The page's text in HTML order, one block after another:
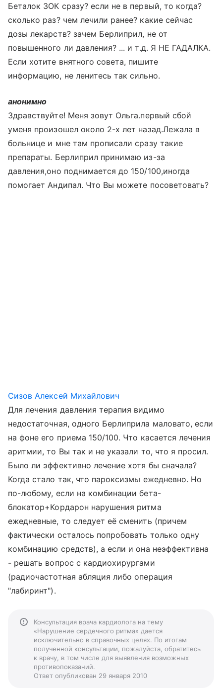
Беталок ЗОК сразу? если не в первый, то когда?
сколько раз? чем лечили ранее? какие сейчас
дозы лекарств? зачем Берлиприл, не от
повышенного ли давления? ... и т.д. Я НЕ ГАДАЛКА.
Если хотите внятного совета, пишите
информацию, не ленитесь так сильно.
анонимно
Здравствуйте! Меня зовут Ольга.первый сбой
уменя произошел около 2-х лет назад.Лежала в
больнице и мне там прописали сразу такие
препараты. Берлиприл принимаю из-за
давления,оно поднимается до 150/100,иногда
помогает Андипал. Что Вы можете посоветовать?
Сизов Алексей Михайлович
Для лечения давления терапия видимо
недостаточная, одного Берлиприла маловато, если
на фоне его приема 150/100. Что касается лечения
аритмии, то Вы так и не указали то, что я просил.
Было ли эффективно лечение хотя бы сначала?
Когда стало так, что пароксизмы ежедневно. Но
по-любому, если на комбинации бета-
блокатор+Кордарон нарушения ритма
ежедневные, то следует её сменить (причем
фактически осталось попробовать только одну
комбинацию средств), а если и она неэффективна
- решать вопрос с кардиохирургами
(радиочастотная абляция либо операция
"лабиринт").
Консультация врача кардиолога на тему
«Нарушение сердечного ритма» дается
исключительно в справочных целях. По итогам
полученной консультации, пожалуйста, обратитесь
к врачу, в том числе для выявления возможных
противопоказаний.
Ответ опубликован 29 января 2010